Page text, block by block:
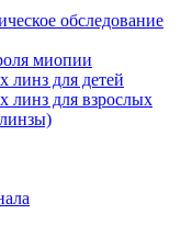
обследование
миопии
линз для детей
линз для взрослых